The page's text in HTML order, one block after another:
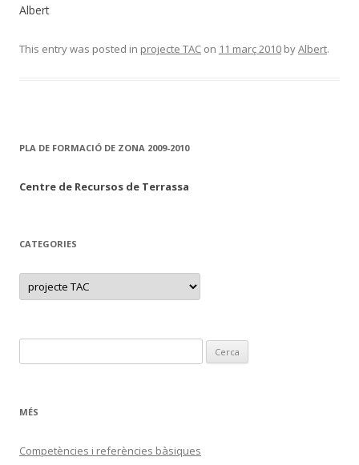
Albert
This entry was posted in projecte TAC on 11 març 2010 byAlbert.
PLA DE FORMACIÓ DE ZONA 2009-2010
Centre de Recursos de Terrassa
CATEGORIES
C
t
r
e
e
c
:
MÉS
Competències i referències bàsiques